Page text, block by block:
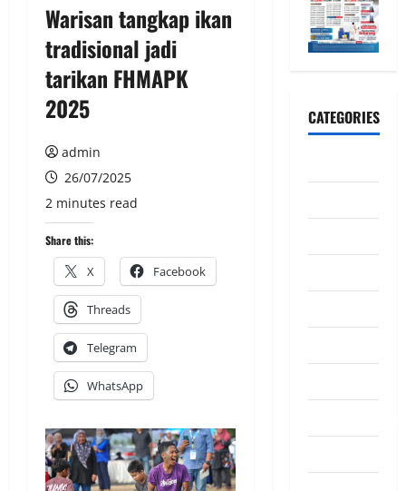
Warisan tangkap ikan
tradisional jadi
tarikan FHMAPK
2025
admin
26/07/2025
2 minutes read
Share this:
X Facebook
Threads
Telegram
WhatsApp
CATEGORIES